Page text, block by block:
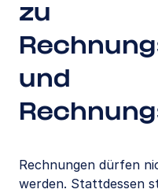
zu
und
Rechnungen dürfen
werden. Stattdessen